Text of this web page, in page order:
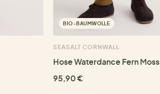
BIO-BAUMWOLLE
SEASALT CORNWALL
Hose Waterdance Fern Moss
95,90 €